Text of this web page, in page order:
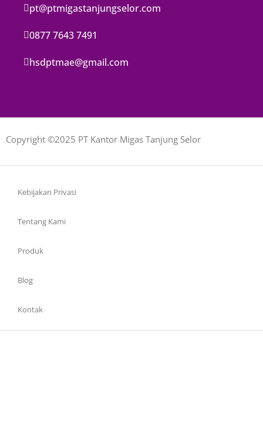
pt@ptmigastanjungselor.com
0877 7643 7491
hsdptmae@gmail.com
Copyright ©2025 PT Kantor Migas Tanjung Selor
Kebijakan Privasi
Tentang Kami
Produk
Blog
Kontak